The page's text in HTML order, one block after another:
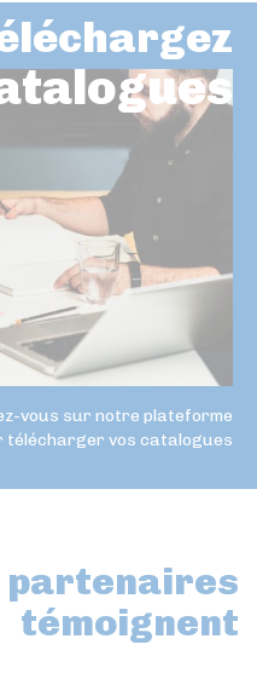
vous sur notre plateforme
télécharger vos catalogues
partenaires
témoignent